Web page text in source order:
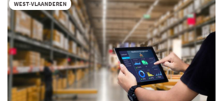
WEST-VLAANDEREN